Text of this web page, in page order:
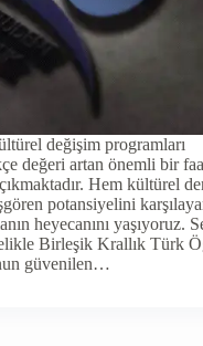
değişim programları
değeri artan önemli bir
Hem kültürel
potansiyelini
heyecanını yaşıyoruz.
Birleşik Krallık Türk
güvenilen…